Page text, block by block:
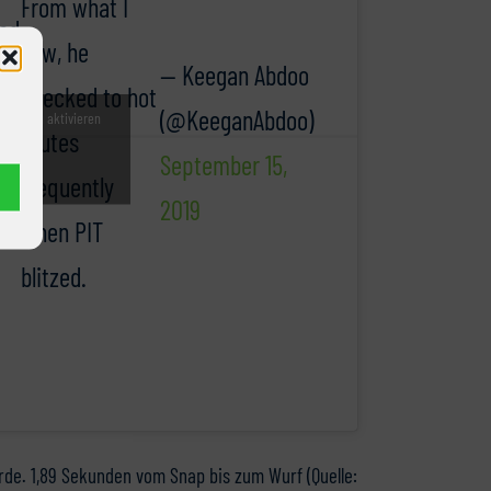
From what I
saw, he
checked to hot
routes
frequently
when PIT
blitzed.
— Keegan Abdoo
(@KeeganAbdoo)
September 15,
2019
zu aktivieren
1,89 Sekunden vom Snap bis zum Wurf (Quelle: